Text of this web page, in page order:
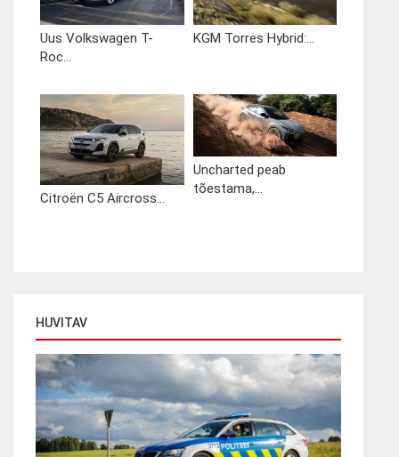
Uus Volkswagen T-
Roc...
KGM Torres Hybrid:...
Citroën C5 Aircross...
Uncharted peab
tõestama,...
HUVITAV